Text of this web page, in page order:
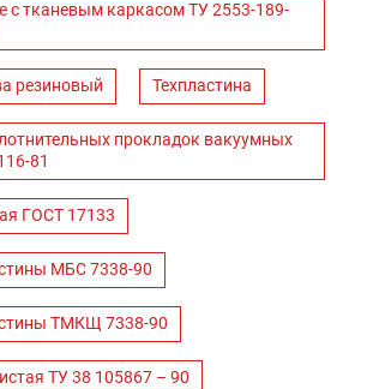
с тканевым каркасом ТУ 2553-189-
резиновый Техпластина
прокладок вакуумных
81
ГОСТ 17133
МБС 7338-90
ТМКЩ 7338-90
ТУ 38 105867 – 90